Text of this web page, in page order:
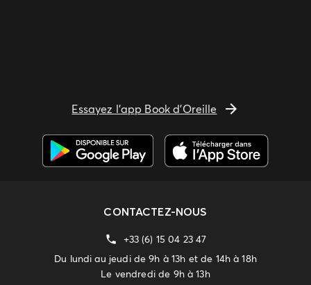
Essayez l'app Book d'Oreille
CONTACTEZ-NOUS
+33 (6) 15 04 23 47
Du lundi au jeudi de 9h à 13h et de 14h à 18h
Le vendredi de 9h à 13h